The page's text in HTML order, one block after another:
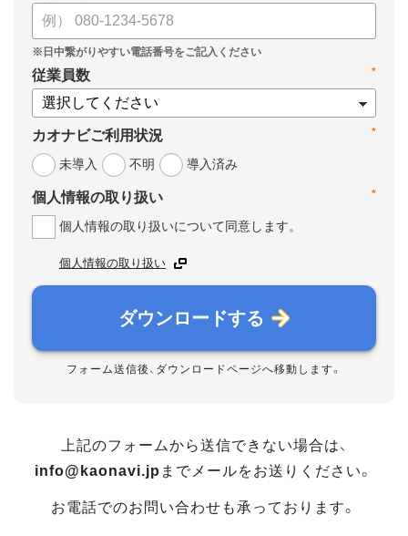
*
従業員数
*
カオナビご利用状況
未導入
不明 導入済み
*
個人情報の取り扱い
個人情報の取り扱いについて同意します。
個人情報の取り扱い
ダウンロードする
フォーム送信後、ダウンロードページへ移動します。
上記のフォームから送信できない場合は、
info@kaonavi.jp までメールをお送りください。
お電話でのお問い合わせも承っております。